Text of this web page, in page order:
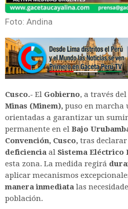
Foto: Andina
Cusco.- El Gobierno, a través del
Minas (Minem), puso en marcha
orientadas a garantizar un
permanente en el Bajo
Convención, Cusco, tras declarar
deficiencia al Sistema Eléctrico
esta zona. La medida regirá
aplicar mecanismos
manera inmediata las
población.